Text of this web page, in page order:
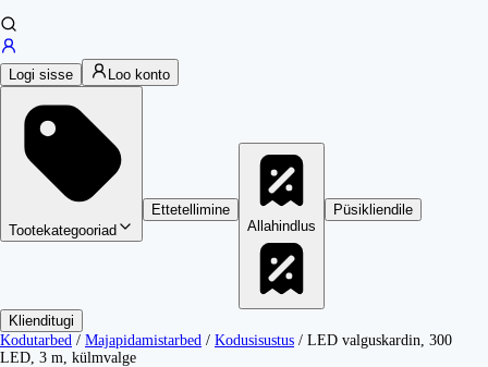
Logi sisse Loo konto
Tootekategooriad
Ettetellimine
Allahindlus
Püsikliendile
Klienditugi
Kodutarbed / Majapidamistarbed / Kodusisustus / LED valguskardin, 300
LED, 3 m, külmvalge